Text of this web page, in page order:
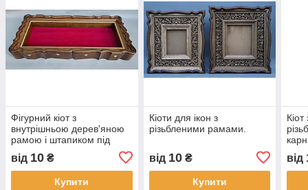
Фігурний кіот з
внутрішньою дерев'яною
рамою і штапиком під
від 10 ₴
Купити
Кіоти для ікон з
різьбленими рамами.
від 10₴
Купити
Кіот
від